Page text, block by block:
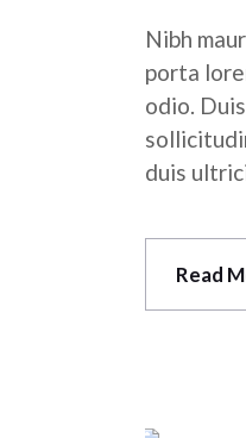
Nibh
porta
odio.
duis
Read